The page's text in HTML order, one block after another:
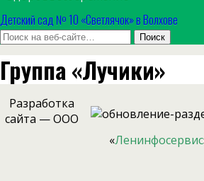
Детский сад № 10 «Светлячок» в Волхове
Группа «Лучики»
Разработка
сайта — ООО
«Ленинфосервис